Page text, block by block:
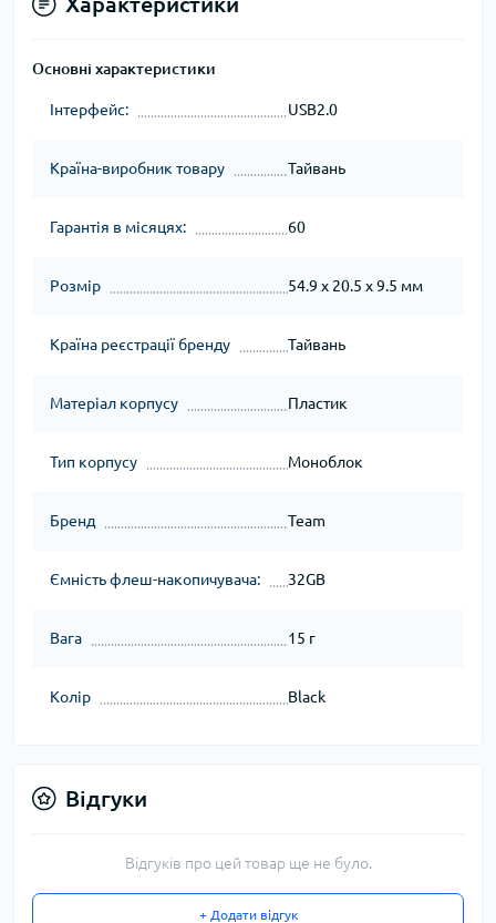
Основні характеристики
Інтерфейс: USB2.0
Країна-виробник товару Тайвань
Гарантія в місяцях: 60
Розмір 54.9 x 20.5 x 9.5 мм
Країна реєстрації бренду Тайвань
Матеріал корпусу Пластик
Тип корпусу Моноблок
Бренд Team
Ємність флеш-накопичувача: 32GB
Вага 15 г
Колір Black
Відгуки
Відгуків про цей товар ще не було.
+ Додати відгук